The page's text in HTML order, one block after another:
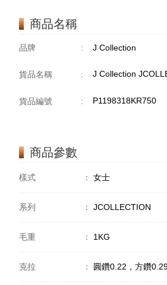
商品名稱
品牌 : J Collection
貨品名稱 : J Collection
貨品編號 : P1198318KR750
商品參數
樣式 ： 女士
系列 ： JCOLLECTION
毛重 ： 1KG
克拉 ： 圓鑽0.22，方鑽